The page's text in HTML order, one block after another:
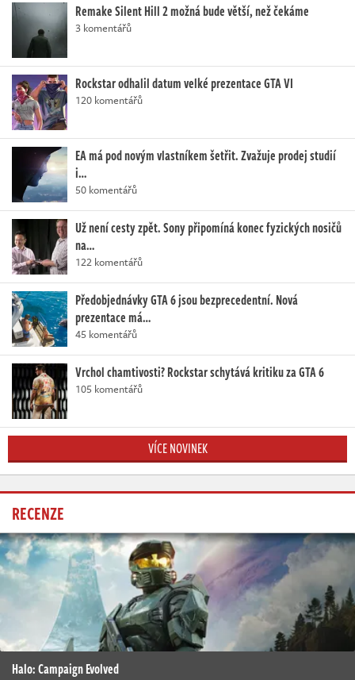
Remake Silent Hill 2 možná bude větší, než čekáme
3 komentářů
Rockstar odhalil datum velké prezentace GTA VI
120 komentářů
EA má pod novým vlastníkem šetřit. Zvažuje prodej studií
i…
50 komentářů
Už není cesty zpět. Sony připomíná konec fyzických nosičů
na…
122 komentářů
Předobjednávky GTA 6 jsou bezprecedentní. Nová
prezentace má…
45 komentářů
Vrchol chamtivosti? Rockstar schytává kritiku za GTA 6
105 komentářů
VÍCE NOVINEK
RECENZE
Halo: Campaign Evolved